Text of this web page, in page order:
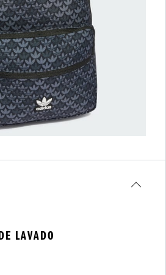
LAVADO